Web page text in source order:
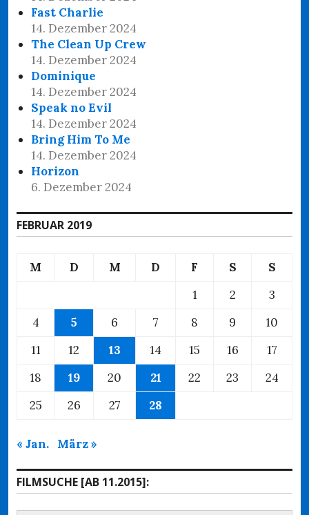
Fast Charlie
14. Dezember 2024
The Clean Up Crew
14. Dezember 2024
Dominique
14. Dezember 2024
Speak no Evil
14. Dezember 2024
Bring Him To Me
14. Dezember 2024
Horizon
6. Dezember 2024
FEBRUAR 2019
M D M D F S
S
1
2
3
4
5 6 7 8 9
10
11
12 13 14 15 16
17
18
19 20 21 22 23
24
25
26 27 28
« Jan. März »
FILMSUCHE [AB 11.2015]: